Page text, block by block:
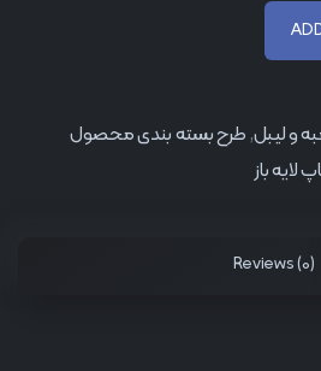
و لیبل,طرح بسته بندی محصول
لایه باز
Reviews (0)